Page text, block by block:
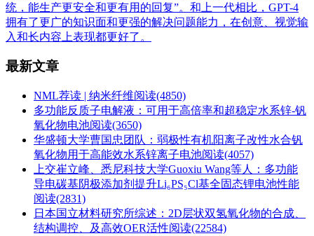
统，能生产更安全和更有用的回复”。和上一代相比，GPT-4
拥有了更广的知识面和更强的解决问题能力，在创意、视觉输
入和长内容上表现都更好了。
最新文章
NML荐读 | 纳米纤维阅读(4850)
多功能反质子电解液：可用于高倍率和超稳定水系锌-钒
氧化物电池阅读(3650)
华盛顿大学曹国忠团队：弱极性有机阳离子改性水合钒
氧化物用于高能效水系锌离子电池阅读(4057)
上交崔立峰、悉尼科技大学Guoxiu Wang等人：多功能
导电碳基阴极添加剂提升Li₆PS₅Cl基全固态锂电池性能
阅读(2831)
日本国立材料研究所综述：2D层状双氢氧化物的合成、
结构调控、及高效OER活性阅读(22584)